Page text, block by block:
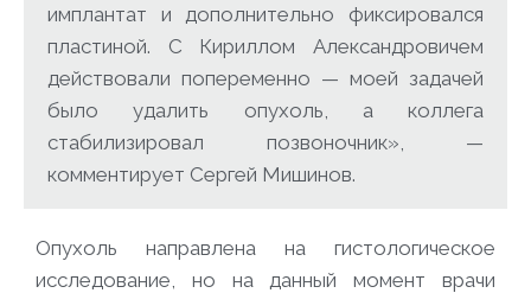
имплантат и дополнительно фиксировался
пластиной. С Кириллом Александровичем
действовали попеременно — моей задачей
было удалить опухоль, а коллега
стабилизировал позвоночник», —
комментирует Сергей Мишинов.
Опухоль направлена на гистологическое
исследование, но на данный момент врачи